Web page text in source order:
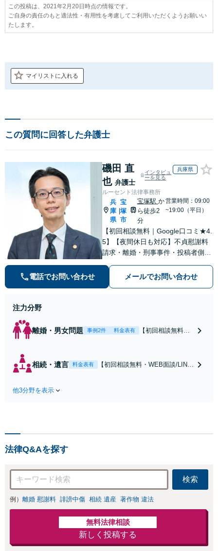
この投稿は、2021年2月20日時点の情報です。
ご自身の責任のもと適法性・有用性を考慮してご利用いただくようお願いい
たします。
マイリストに入れる
この質問に回答した弁護士
磯田 直
也 弁護士
インタビュ
ーを見る
兵庫県
ルーセント法律事務所
兵
庫
県
|
宝
塚
市
宝塚駅 か
ら徒歩2
分
営業時間：09:00
~19:00（平日）
【初回相談無料｜Google口コミ★4.
5】【夜間休日も対応】不貞慰謝料
請求・離婚・刑事事件・投稿者側発
数。オーダーメイドのサービスで問
題解決や事業の推進を強力にサポー
電話でお問い合わせ メールでお問い合わせ
注力分野
離婚・男女問題 事例2件 料金表有
【初回相談無料・
倫の早期解決】
相続・遺言 料金表有
【初回相談無料・WEB面談/LINE
【地域密着】
他3分野を表示
法律Q&Aを探す
検索
例） 離婚 慰謝料 誹謗中傷 相続 遺産 著作物 違法
無料法律相談
新しく投稿する